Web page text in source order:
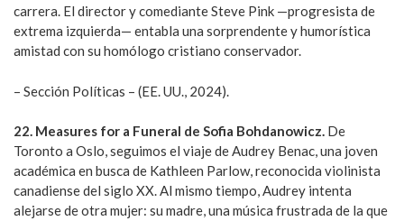
carrera. El director y comediante Steve Pink —progresista de
extrema izquierda— entabla una sorprendente y humorística
amistad con su homólogo cristiano conservador.
– Sección Políticas – (EE. UU., 2024).
22. Measures for a Funeral de Sofia Bohdanowicz. De
Toronto a Oslo, seguimos el viaje de Audrey Benac, una joven
académica en busca de Kathleen Parlow, reconocida violinista
canadiense del siglo XX. Al mismo tiempo, Audrey intenta
alejarse de otra mujer: su madre, una música frustrada de la que